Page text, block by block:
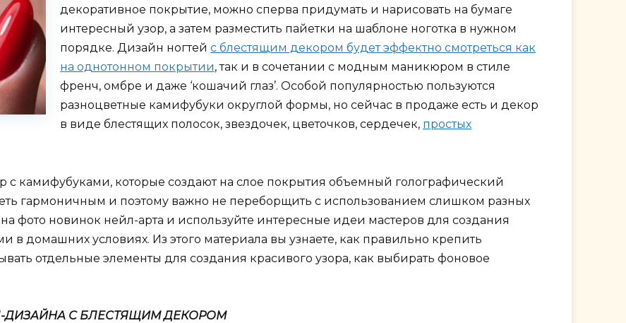
декоративное покрытие, можно сперва придумать и нарисовать на бумаге
интересный узор, а затем разместить пайетки на шаблоне ноготка в нужном
порядке. Дизайн ногтей с блестящим декором будет эффектно смотреться как
на однотонном покрытии, так и в сочетании с модным маникюром в стиле
френч, омбре и даже ‘кошачий глаз’. Особой популярностью пользуются
разноцветные камифубуки округлой формы, но сейчас в продаже есть и декор
в виде блестящих полосок, звездочек, цветочков, сердечек, простых
с камифубуками, которые создают на слое покрытия объемный голографический
гармоничным и поэтому важно не переборщить с использованием слишком разных
фото новинок нейл-арта и используйте интересные идеи мастеров для создания
в домашних условиях. Из этого материала вы узнаете, как правильно крепить
отдельные элементы для создания красивого узора, как выбирать фоновое
С БЛЕСТЯЩИМ ДЕКОРОМ